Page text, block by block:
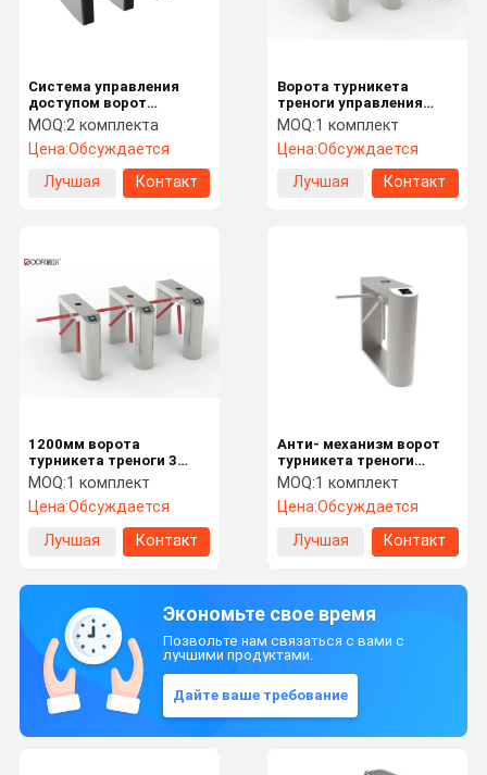
Система управления
доступом ворот
турникета треноги
СУС304 для станции
метро
MOQ:2 комплекта
Цена:Обсуждается
Лучшая
Контакт
Ворота турникета
треноги управления
доступом с кодом Кр
опознавания карты и
ухода за лицом Ик
MOQ:1 комплект
Цена:Обсуждается
Лучшая
Контакт
1200мм ворота
турникета треноги 3
рук, связь ворот Рс485
вокзала
MOQ:1 комплект
Цена:Обсуждается
Лучшая
Контакт
Анти- механизм ворот
турникета треноги
корозии для вокзала
MOQ:1 комплект
Цена:Обсуждается
Лучшая
Контакт
Экономьте свое время
Позвольте нам связаться с вами с
лучшими продуктами.
Дайте ваше требование